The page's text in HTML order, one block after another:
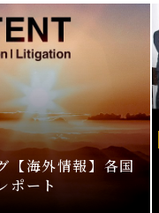
【海外情報】各国
ポート